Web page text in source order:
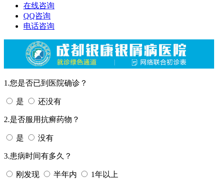
在线咨询
QQ咨询
电话咨询
1.您是否已到医院确诊？
是 还没有
2.是否服用抗癣药物？
是 没有
3.患病时间有多久？
刚发现 半年内 1年以上